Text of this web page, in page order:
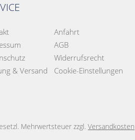
Anfahrt
AGB
Widerrufsrecht
& Versand
Cookie-Einstellungen
Mehrwertsteuer zzgl. Versandkosten